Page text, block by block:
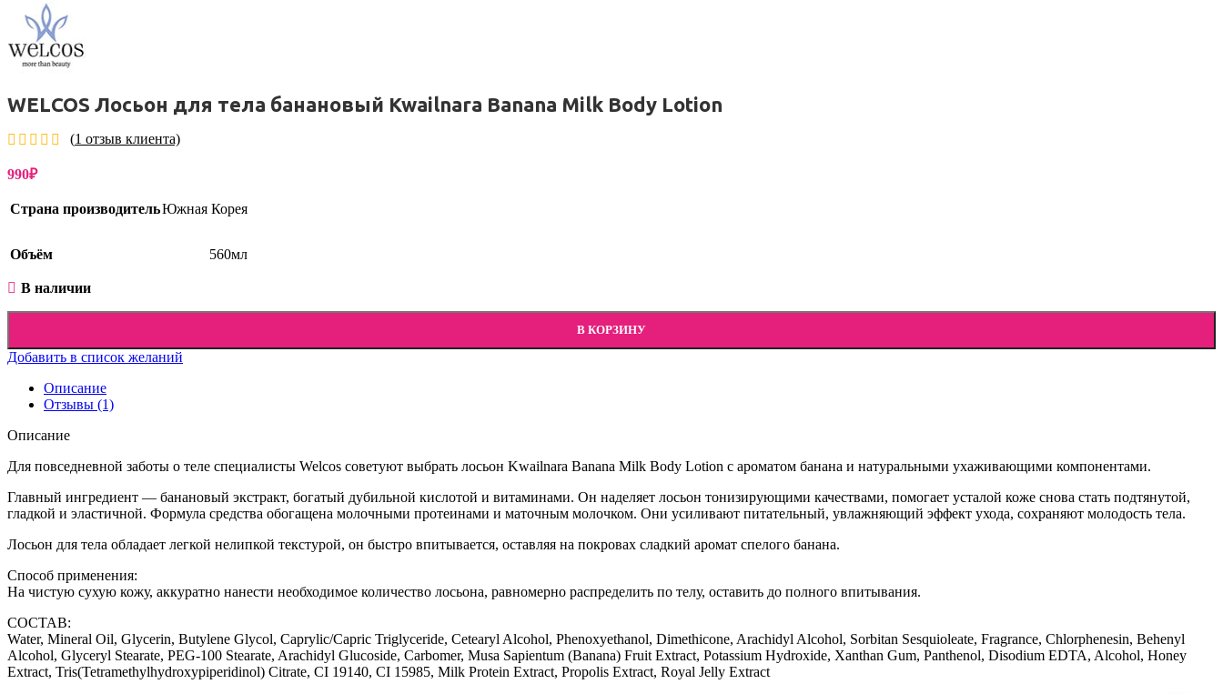
WELCOS Лосьон для тела банановый Kwailnara Banana Milk Body Lotion
(1 отзыв клиента)
990₽
Страна производительЮжная Корея
Объём 560мл
В наличии
В КОРЗИНУ
Добавить в список желаний
Описание
Отзывы (1)
Описание
Для повседневной заботы о теле специалисты Welcos советуют выбрать лосьон Kwailnara Banana Milk Body Lotion с ароматом банана и натуральными ухаживающими компонентами.
Главный ингредиент — банановый экстракт, богатый дубильной кислотой и витаминами. Он наделяет лосьон тонизирующими качествами, помогает усталой коже снова стать подтянутой,
гладкой и эластичной. Формула средства обогащена молочными протеинами и маточным молочком. Они усиливают питательный, увлажняющий эффект ухода, сохраняют молодость тела.
Лосьон для тела обладает легкой нелипкой текстурой, он быстро впитывается, оставляя на покровах сладкий аромат спелого банана.
Способ применения:
На чистую сухую кожу, аккуратно нанести необходимое количество лосьона, равномерно распределить по телу, оставить до полного впитывания.
СОСТАВ:
Water, Mineral Oil, Glycerin, Butylene Glycol, Caprylic/Capric Triglyceride, Cetearyl Alcohol, Phenoxyethanol, Dimethicone, Arachidyl Alcohol, Sorbitan Sesquioleate, Fragrance, Chlorphenesin, Behenyl
Alcohol, Glyceryl Stearate, PEG-100 Stearate, Arachidyl Glucoside, Carbomer, Musa Sapientum (Banana) Fruit Extract, Potassium Hydroxide, Xanthan Gum, Panthenol, Disodium EDTA, Alcohol, Honey
Extract, Tris(Tetramethylhydroxypiperidinol) Citrate, CI 19140, CI 15985, Milk Protein Extract, Propolis Extract, Royal Jelly Extract